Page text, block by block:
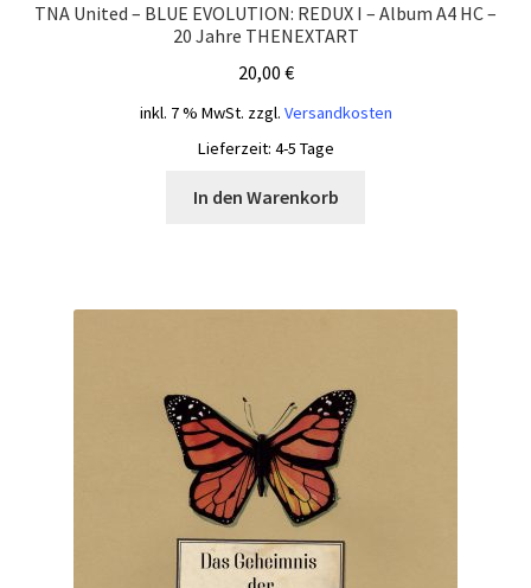
TNA United – BLUE EVOLUTION: REDUX I – Album A4 HC –
20 Jahre THENEXTART
20,00 €
inkl. 7 % MwSt. zzgl. Versandkosten
Lieferzeit: 4-5 Tage
In den Warenkorb